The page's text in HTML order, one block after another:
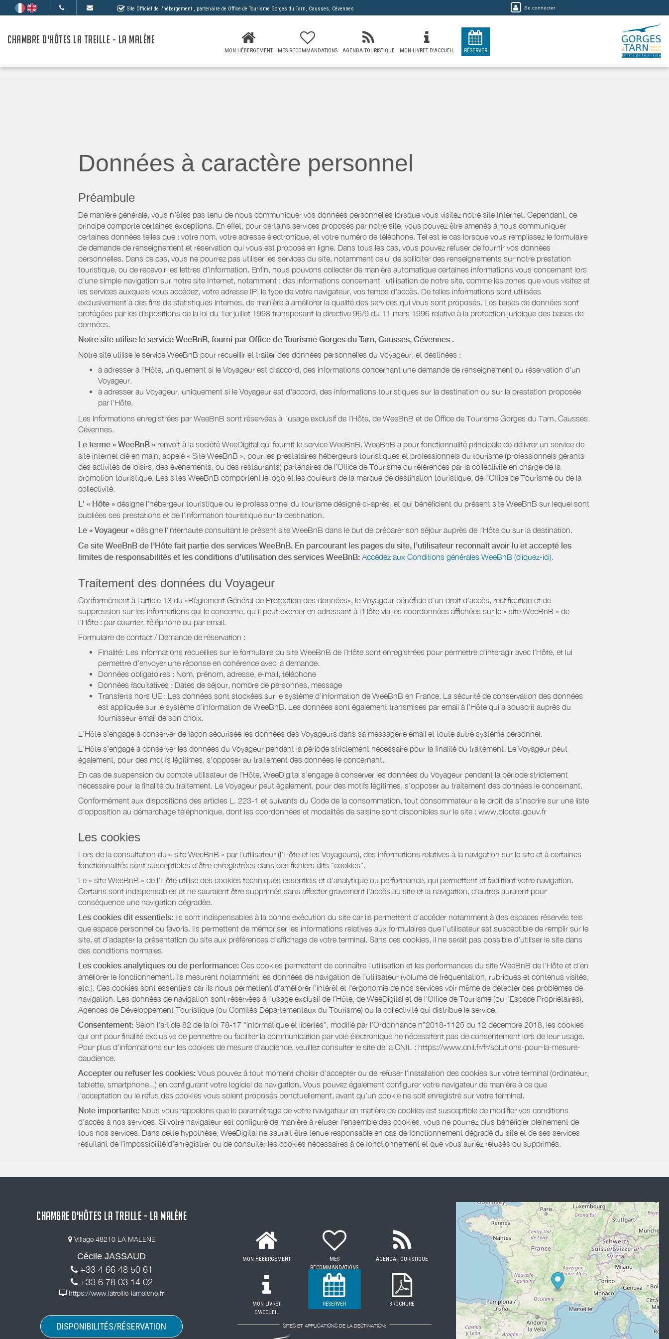
Site Officiel de l'hébergement , partenaire de Office de Tourisme Gorges du Tarn, Causses, Cévennes Se connecter
CHAMBRE D'HÔTES LA TREILLE - LA MALÈNE
MON HÉBERGEMENT MES RECOMMANDATIONS AGENDA TOURISTIQUE MON LIVRET D'ACCUEIL RÉSERVER
Données à caractère personnel
Préambule
De manière générale, vous n’êtes pas tenu de nous communiquer vos données personnelles lorsque vous visitez notre site Internet. Cependant, ce
principe comporte certaines exceptions. En effet, pour certains services proposés par notre site, vous pouvez être amenés à nous communiquer
certaines données telles que : votre nom, votre adresse électronique, et votre numéro de téléphone. Tel est le cas lorsque vous remplissez le formulaire
de demande de renseignement et réservation qui vous est proposé en ligne. Dans tous les cas, vous pouvez refuser de fournir vos données
personnelles. Dans ce cas, vous ne pourrez pas utiliser les services du site, notamment celui de solliciter des renseignements sur notre prestation
touristique, ou de recevoir les lettres d’information. Enfin, nous pouvons collecter de manière automatique certaines informations vous concernant lors
d’une simple navigation sur notre site Internet, notamment : des informations concernant l’utilisation de notre site, comme les zones que vous visitez et
les services auxquels vous accédez, votre adresse IP, le type de votre navigateur, vos temps d'accès. De telles informations sont utilisées
exclusivement à des fins de statistiques internes, de manière à améliorer la qualité des services qui vous sont proposés. Les bases de données sont
protégées par les dispositions de la loi du 1er juillet 1998 transposant la directive 96/9 du 11 mars 1996 relative à la protection juridique des bases de
données.
Notre site utilise le service WeeBnB, fourni par Office de Tourisme Gorges du Tarn, Causses, Cévennes .
Notre site utilise le service WeeBnB pour recueillir et traiter des données personnelles du Voyageur, et destinées :
à adresser à l'Hôte, uniquement si le Voyageur est d'accord, des informations concernant une demande de renseignement ou réservation d'un
Voyageur.
à adresser au Voyageur, uniquement si le Voyageur est d'accord, des informations touristiques sur la destination ou sur la prestation proposée
par l'Hôte.
Les informations enregistrées par WeeBnB sont réservées à l’usage exclusif de l’Hôte, de WeeBnB et de Office de Tourisme Gorges du Tarn, Causses,
Cévennes.
Le terme « WeeBnB » renvoit à la société WeeDigital qui fournit le service WeeBnB. WeeBnB a pour fonctionnalité principale de délivrer un service de
site internet clé en main, appelé « Site WeeBnB », pour les prestataires hébergeurs touristiques et professionnels du tourisme (professionnels gérants
des activités de loisirs, des événements, ou des restaurants) partenaires de l’Office de Tourisme ou référencés par la collectivité en charge de la
promotion touristique. Les sites WeeBnB comportent le logo et les couleurs de la marque de destination touristique, de l’Office de Tourisme ou de la
collectivité.
L' « Hôte » désigne l'hébergeur touristique ou le professionnel du tourisme désigné ci-après, et qui bénéficient du présent site WeeBnB sur lequel sont
publiées ses prestations et de l'information touristique sur la destination.
Le « Voyageur » désigne l'internaute consultant le présent site WeeBnB dans le but de préparer son séjour auprès de l'Hôte ou sur la destination.
Ce site WeeBnB de l'Hôte fait partie des services WeeBnB. En parcourant les pages du site, l’utilisateur reconnaît avoir lu et accepté les
limites de responsabilités et les conditions d’utilisation des services WeeBnB: Accédez aux Conditions générales WeeBnB (cliquez-ici).
Traitement des données du Voyageur
Conformément à l'article 13 du «Règlement Général de Protection des données», le Voyageur bénéficie d’un droit d’accès, rectification et de
suppression sur les informations qui le concerne, qu’il peut exercer en adressant à l’Hôte via les coordonnées affichées sur le « site WeeBnB » de
l’Hôte : par courrier, téléphone ou par email.
Formulaire de contact / Demande de réservation :
Finalité: Les informations recueillies sur le formulaire du site WeeBnB de l’Hôte sont enregistrées pour permettre d’interagir avec l’Hôte, et lui
permettre d’envoyer une réponse en cohérence avec la demande.
Données obligatoires : Nom, prénom, adresse, e-mail, téléphone
Données facultatives : Dates de séjour, nombre de personnes, message
Transferts hors UE : Les données sont stockées sur le système d’information de WeeBnB en France. La sécurité de conservation des données
est appliquée sur le système d’information de WeeBnB. Les données sont également transmises par email à l’Hôte qui a souscrit auprès du
fournisseur email de son choix.
L’Hôte s’engage à conserver de façon sécurisée les données des Voyageurs dans sa messagerie email et toute autre système personnel.
L’Hôte s’engage à conserver les données du Voyageur pendant la période strictement nécessaire pour la finalité du traitement. Le Voyageur peut
également, pour des motifs légitimes, s’opposer au traitement des données le concernant.
En cas de suspension du compte utilisateur de l’Hôte, WeeDigital s’engage à conserver les données du Voyageur pendant la période strictement
nécessaire pour la finalité du traitement. Le Voyageur peut également, pour des motifs légitimes, s’opposer au traitement des données le concernant.
Conformément aux dispositions des articles L. 223-1 et suivants du Code de la consommation, tout consommateur a le droit de s'inscrire sur une liste
d'opposition au démarchage téléphonique, dont les coordonnées et modalités de saisine sont disponibles sur le site : www.bloctel.gouv.fr
Les cookies
Lors de la consultation du « site WeeBnB » par l’utilisateur (l’Hôte et les Voyageurs), des informations relatives à la navigation sur le site et à certaines
fonctionnalités sont susceptibles d'être enregistrées dans des fichiers dits "cookies".
Le « site WeeBnB » de l’Hôte utilise des cookies techniques essentiels et d'analytique ou performance, qui permettent et facilitent votre navigation.
Certains sont indispensables et ne sauraient être supprimés sans affecter gravement l’accès au site et la navigation, d’autres auraient pour
conséquence une navigation dégradée.
Les cookies dit essentiels: Ils sont indispensables à la bonne exécution du site car ils permettent d'accéder notamment à des espaces réservés tels
que espace personnel ou favoris. Ils permettent de mémoriser les informations relatives aux formulaires que l’utilisateur est susceptible de remplir sur le
site, et d’adapter la présentation du site aux préférences d’affichage de votre terminal. Sans ces cookies, il ne serait pas possible d'utiliser le site dans
des conditions normales.
Les cookies analytiques ou de performance: Ces cookies permettent de connaître l'utilisation et les performances du site WeeBnB de l’Hôte et d'en
améliorer le fonctionnement. Ils mesurent notamment les données de navigation de l’utilisateur (volume de fréquentation, rubriques et contenus visités,
etc.). Ces cookies sont essentiels car ils nous permettent d'améliorer l'intérêt et l'ergonomie de nos services voir même de détecter des problèmes de
navigation. Les données de navigation sont réservées à l’usage exclusif de l’Hôte, de WeeDigital et de l’Office de Tourisme (ou l'Espace Propriétaires),
Agences de Développement Touristique (ou Comités Départementaux du Tourisme) ou la collectivité qui distribue le service.
Consentement: Selon l'article 82 de la loi 78-17 "informatique et libertés", modifié par l'Ordonnance n°2018-1125 du 12 décembre 2018, les cookies
qui ont pour finalité exclusive de permettre ou faciliter la communication par voie électronique ne nécessitent pas de consentement lors de leur usage.
Pour plus d’informations sur les cookies de mesure d’audience, veuillez consulter le site de la CNIL : https://www.cnil.fr/fr/solutions-pour-la-mesure-
daudience.
Accepter ou refuser les cookies: Vous pouvez à tout moment choisir d’accepter ou de refuser l’installation des cookies sur votre terminal (ordinateur,
tablette, smartphone...) en configurant votre logiciel de navigation. Vous pouvez également configurer votre navigateur de manière à ce que
l’acceptation ou le refus des cookies vous soient proposés ponctuellement, avant qu’un cookie ne soit enregistré sur votre terminal.
Note importante: Nous vous rappelons que le paramétrage de votre navigateur en matière de cookies est susceptible de modifier vos conditions
d'accès à nos services. Si votre navigateur est configuré de manière à refuser l'ensemble des cookies, vous ne pourrez plus bénéficier pleinement de
tous nos services. Dans cette hypothèse, WeeDigital ne saurait être tenue responsable en cas de fonctionnement dégradé du site et de ses services
résultant de l’impossibilité d’enregistrer ou de consulter les cookies nécessaires à ce fonctionnement et que vous auriez refusés ou supprimés.
CHAMBRE D'HÔTES LA TREILLE - LA MALÈNE
Village 48210 LA MALENE
Cécile JASSAUD
+33 4 66 48 50 61
+33 6 78 03 14 02
https://www.latreille-lamalene.fr
DISPONIBILITÉS/RÉSERVATION
MON HÉBERGEMENT
MES
RECOMMANDATIONS
AGENDA TOURISTIQUE
MON LIVRET
D'ACCUEIL
RÉSERVER BROCHURE
SITES ET APPLICATIONS DE LA DESTINATION: